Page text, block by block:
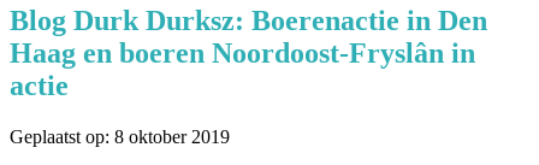
Blog Durk Durksz: Boerenactie in Den
Haag en boeren Noordoost-Fryslân in
actie
Geplaatst op: 8 oktober 2019